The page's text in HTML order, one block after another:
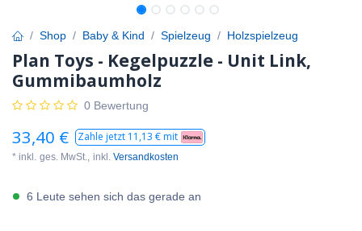
Shop Baby & Kind Spielzeug Holzspielzeug
Plan Toys - Kegelpuzzle - Unit Link,
Gummibaumholz
0 Bewertung
33,40 € Zahle jetzt 11,13 € mit
* inkl. ges. MwSt., inkl. Versandkosten
6 Leute sehen sich das gerade an